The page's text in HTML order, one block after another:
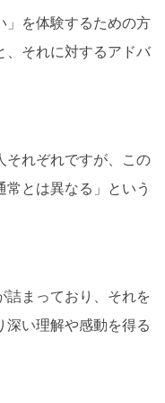
」を体験するための方
、それに対するアドバ
それぞれですが、この
とは異なる」という
詰まっており、それを
い理解や感動を得る